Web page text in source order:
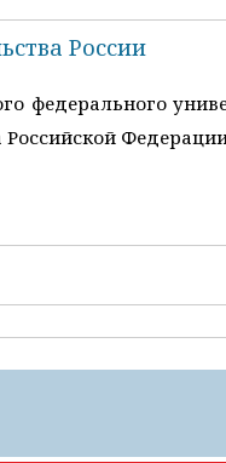
России
федерального
Федерации